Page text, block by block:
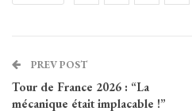
PREV POST
Tour de France 2026 : “La
mécanique était implacable !”